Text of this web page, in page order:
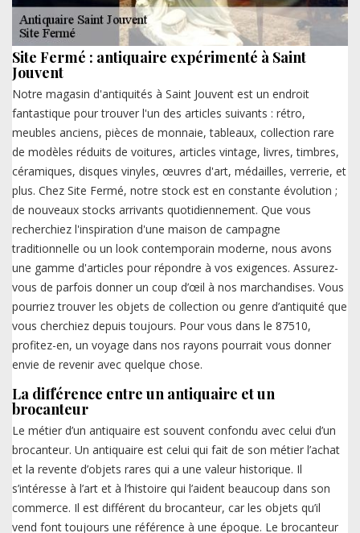
Site Fermé : antiquaire expérimenté à Saint
Jouvent
Notre magasin d'antiquités à Saint Jouvent est un endroit
fantastique pour trouver l'un des articles suivants : rétro,
meubles anciens, pièces de monnaie, tableaux, collection rare
de modèles réduits de voitures, articles vintage, livres, timbres,
céramiques, disques vinyles, œuvres d'art, médailles, verrerie, et
plus. Chez Site Fermé, notre stock est en constante évolution ;
de nouveaux stocks arrivants quotidiennement. Que vous
recherchiez l'inspiration d'une maison de campagne
traditionnelle ou un look contemporain moderne, nous avons
une gamme d'articles pour répondre à vos exigences. Assurez-
vous de parfois donner un coup d’œil à nos marchandises. Vous
pourriez trouver les objets de collection ou genre d’antiquité que
vous cherchiez depuis toujours. Pour vous dans le 87510,
profitez-en, un voyage dans nos rayons pourrait vous donner
envie de revenir avec quelque chose.
La différence entre un antiquaire et un
brocanteur
Le métier d’un antiquaire est souvent confondu avec celui d’un
brocanteur. Un antiquaire est celui qui fait de son métier l’achat
et la revente d’objets rares qui a une valeur historique. Il
s’intéresse à l’art et à l’histoire qui l’aident beaucoup dans son
commerce. Il est différent du brocanteur, car les objets qu’il
vend font toujours une référence à une époque. Le brocanteur